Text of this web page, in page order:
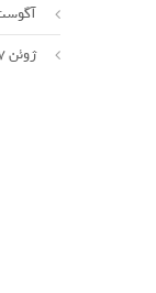
آگوست
ژوئن 2017